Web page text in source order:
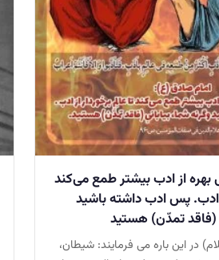
بهره از ادب بیشتر طمع می‌کند
ادب. پس ادب داشته باشید
(فاقد تمدّن) هستید
در این باره می فرمایند: شیطان،